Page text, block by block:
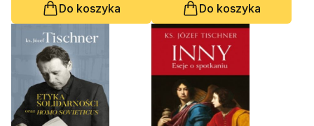
Do koszyka
Do koszyka